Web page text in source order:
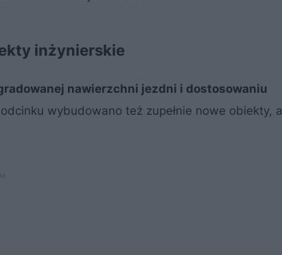
inżynierskie
nawierzchni jezdni i dostosowaniu
wybudowano też zupełnie nowe obiekty, a